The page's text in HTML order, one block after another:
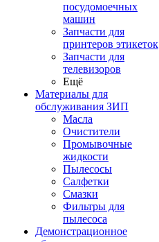
посудомоечных
машин
Запчасти для
принтеров этикеток
Запчасти для
телевизоров
Ещё
Материалы для
обслуживания ЗИП
Масла
Очистители
Промывочные
жидкости
Пылесосы
Салфетки
Смазки
Фильтры для
пылесоса
Демонстрационное